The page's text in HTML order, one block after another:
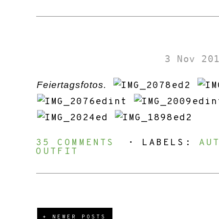
3 Nov
Feiertagsfotos.
35 COMMENTS ⋅ LABELS:
OUTFIT
+ NEWER POSTS